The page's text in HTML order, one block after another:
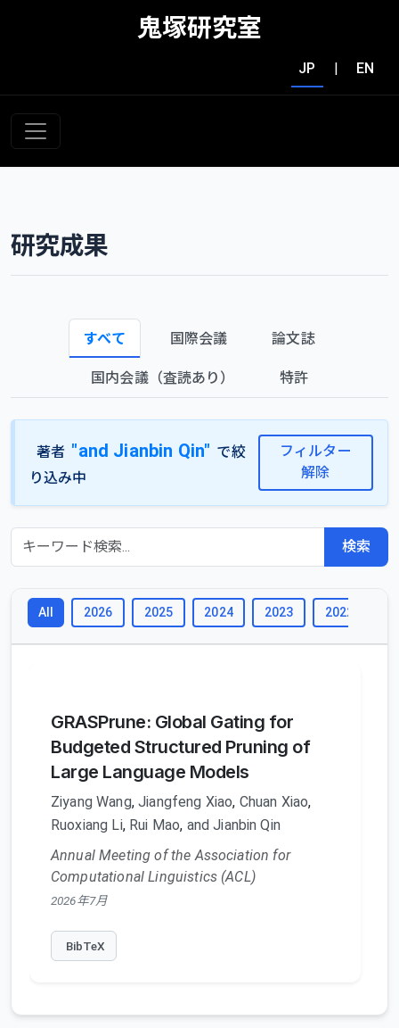
鬼塚研究室
JP | EN
研究成果
すべて 国際会議 論文誌
国内会議（査読あり） 特許
著者 "and Jianbin Qin" で絞
り込み中
フィルター
解除
検索
All 2026 2025 2024 2023 2022
GRASPrune: Global Gating for
Budgeted Structured Pruning of
Large Language Models
Ziyang Wang,Jiangfeng Xiao, Chuan Xiao,
Ruoxiang Li, Rui Mao, and Jianbin Qin
Annual Meeting of the Association for
Computational Linguistics (ACL)
2026年7月
BibTeX